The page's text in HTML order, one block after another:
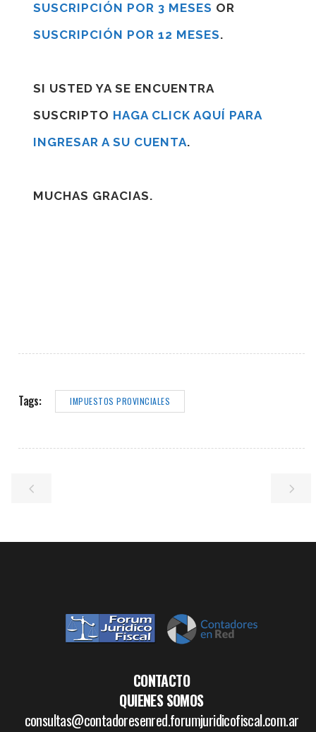
SUSCRIPCIÓN POR 3 MESES OR
SUSCRIPCIÓN POR 12 MESES.
SI USTED YA SE ENCUENTRA
SUSCRIPTO HAGA CLICK AQUÍ PARA
INGRESAR A SU CUENTA.
MUCHAS GRACIAS.
Tags: IMPUESTOS PROVINCIALES
CONTACTO
QUIENES SOMOS
consultas@contadoresenred.forumjuridicofiscal.com.ar